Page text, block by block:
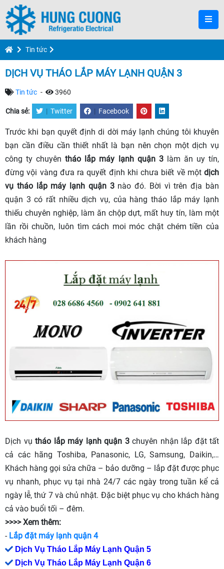
Tin tức
DỊCH VỤ THÁO LẮP MÁY LẠNH QUẬN 3
Tin tức - 3960
Chia sẻ: | Twitter | Facebook
Trước khi bạn quyết định di dời máy lạnh chúng tôi khuyên
bạn cần điều cần thiết nhất là bạn nên chọn một dịch vụ
công ty chuyêntháo lắp máy lạnh quận 3làm ăn uy tín,
đừng vội vàng đưa ra quyết định khi chưa biết về một dịch
vụ tháo lắp máy lạnh quận 3nào đó. Bời vì trên địa bàn
quận 3 có rất nhiều dịch vụ, của hàng tháo lắp máy lạnh
thiếu chuyên nghiệp, làm ăn chộp dựt, mất huy tín, làm một
lần rồi chuồn, luôn tìm cách moi móc chặt chém tiền của
khách hàng
Dịch vụ tháo lắp máy lạnh quận 3chuyên nhận lắp đặt tất
cả các hãng Toshiba, Panasonic, LG, Samsung, Daikin,…
Khách hàng gọi sửa chữa – bảo dưỡng – lắp đặt được phục
vụ nhanh, phục vụ tại nhà 24/7 các ngày trong tuần kể cả
ngày lễ, thứ 7 và chủ nhật. Đặc biệt phục vụ cho khách hàng
cả vào buổi tối – đêm.
>>>> Xem thêm:
- Lắp đặt máy lạnh quận 4
Dịch Vụ Tháo Lắp Máy Lạnh Quận 5
Dịch Vụ Tháo Lắp Máy Lạnh Quận 6